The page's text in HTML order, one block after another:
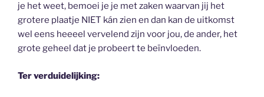
je het weet, bemoei je je met zaken waarvan jij het
grotere plaatje NIET kán zien en dan kan de uitkomst
wel eens heeeel vervelend zijn voor jou, de ander, het
grote geheel dat je probeert te beïnvloeden.
Ter verduidelijking: